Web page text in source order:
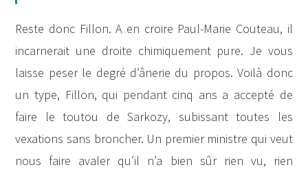
Reste donc Fillon. A en croire Paul-Marie Couteau, il
incarnerait une droite chimiquement pure. Je vous
laisse peser le degré d’ânerie du propos. Voilà donc
un type, Fillon, qui pendant cinq ans a accepté de
faire le toutou de Sarkozy, subissant toutes les
vexations sans broncher. Un premier ministre qui veut
nous faire avaler qu’il n’a bien sûr rien vu, rien